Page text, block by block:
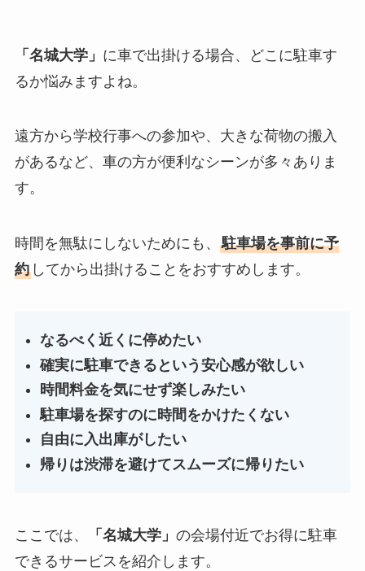
「名城大学」 に車で出掛ける場合、どこに駐車す
るか悩みますよね。
遠方から学校行事への参加や、大きな荷物の搬入
があるなど、車の方が便利なシーンが多々ありま
す。
時間を無駄にしないためにも、 駐車場を事前に予
約してから出掛けることをおすすめします。
なるべく近くに停めたい
確実に駐車できるという安心感が欲しい
時間料金を気にせず楽しみたい
駐車場を探すのに時間をかけたくない
自由に入出庫がしたい
帰りは渋滞を避けてスムーズに帰りたい
ここでは、 「 名城大学」 の会場付近でお得に駐車
できるサービスを紹介します。